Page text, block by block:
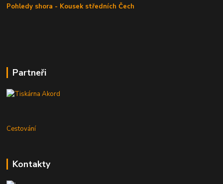
Pohledy shora - Kousek středních Čech
Partneři
Cestování
Kontakty